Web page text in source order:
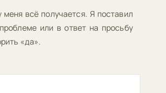
меня всё получается. Я поставил
или в ответ на просьбу
«да».